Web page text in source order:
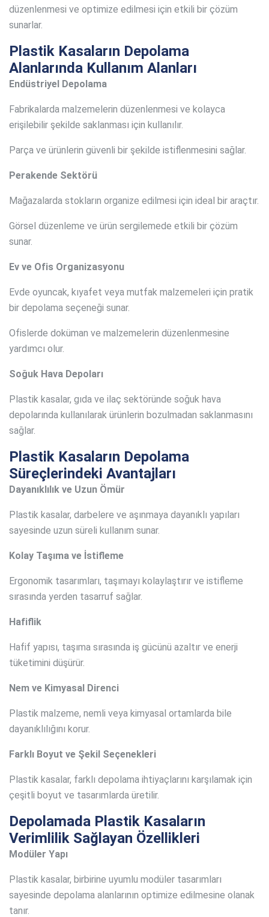
düzenlenmesi ve optimize edilmesi için etkili bir çözüm
sunarlar.
Plastik Kasaların Depolama
Alanlarında Kullanım Alanları
Endüstriyel Depolama
Fabrikalarda malzemelerin düzenlenmesi ve kolayca
erişilebilir şekilde saklanması için kullanılır.
Parça ve ürünlerin güvenli bir şekilde istiflenmesini sağlar.
Perakende Sektörü
Mağazalarda stokların organize edilmesi için ideal bir araçtır.
Görsel düzenleme ve ürün sergilemede etkili bir çözüm
sunar.
Ev ve Ofis Organizasyonu
Evde oyuncak, kıyafet veya mutfak malzemeleri için pratik
bir depolama seçeneği sunar.
Ofislerde doküman ve malzemelerin düzenlenmesine
yardımcı olur.
Soğuk Hava Depoları
Plastik kasalar, gıda ve ilaç sektöründe soğuk hava
depolarında kullanılarak ürünlerin bozulmadan saklanmasını
sağlar.
Plastik Kasaların Depolama
Süreçlerindeki Avantajları
Dayanıklılık ve Uzun Ömür
Plastik kasalar, darbelere ve aşınmaya dayanıklı yapıları
sayesinde uzun süreli kullanım sunar.
Kolay Taşıma ve İstifleme
Ergonomik tasarımları, taşımayı kolaylaştırır ve istifleme
sırasında yerden tasarruf sağlar.
Hafiflik
Hafif yapısı, taşıma sırasında iş gücünü azaltır ve enerji
tüketimini düşürür.
Nem ve Kimyasal Direnci
Plastik malzeme, nemli veya kimyasal ortamlarda bile
dayanıklılığını korur.
Farklı Boyut ve Şekil Seçenekleri
Plastik kasalar, farklı depolama ihtiyaçlarını karşılamak için
çeşitli boyut ve tasarımlarda üretilir.
Depolamada Plastik Kasaların
Verimlilik Sağlayan Özellikleri
Modüler Yapı
Plastik kasalar, birbirine uyumlu modüler tasarımları
sayesinde depolama alanlarının optimize edilmesine olanak
tanır.